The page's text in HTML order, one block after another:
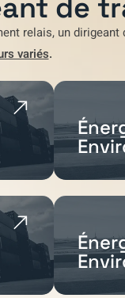
de
relais, un
variés.